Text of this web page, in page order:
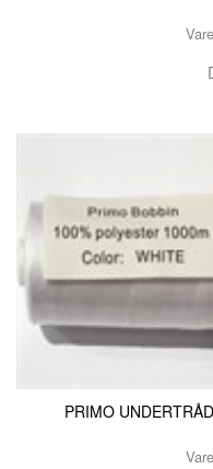
PRIMO